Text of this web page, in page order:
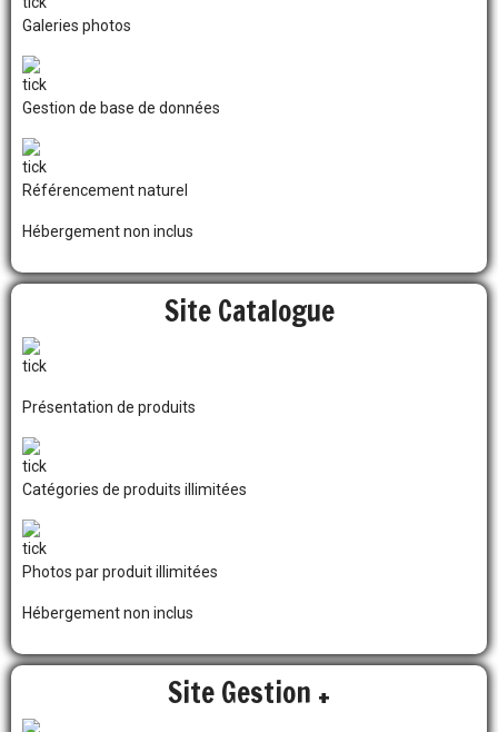
Galeries photos
Gestion de base de données
Référencement naturel
Hébergement non inclus
Site Catalogue
Présentation de produits
Catégories de produits illimitées
Photos par produit illimitées
Hébergement non inclus
Site Gestion +